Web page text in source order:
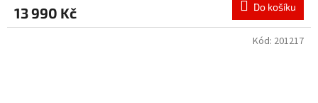
13 990 Kč Do košíku
Kód: 201217